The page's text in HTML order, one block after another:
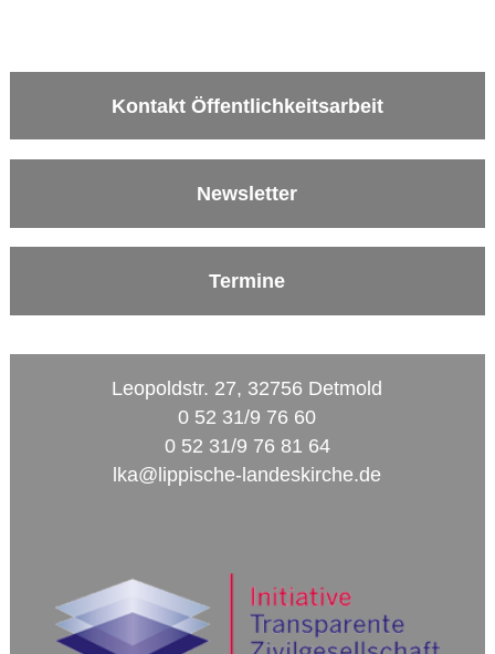
Kontakt Öffentlichkeitsarbeit
Newsletter
Termine
Leopoldstr. 27, 32756 Detmold
0 52 31/9 76 60
0 52 31/9 76 81 64
lka@lippische-landeskirche.de